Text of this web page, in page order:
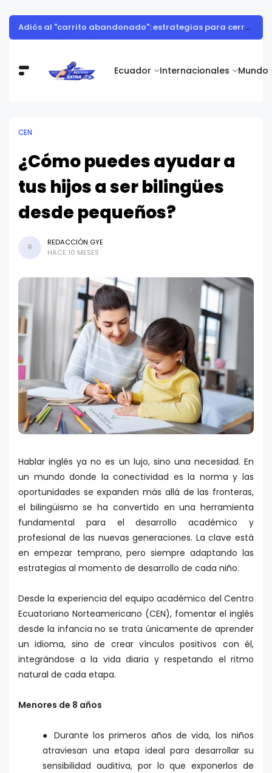
Ecuador Internacionales Mundo
Adiós al "carrito abandonado": estrategias para cerrar más ventas en las rebajas de mitad de año en Ecuador
CEN
¿Cómo puedes ayudar a
tus hijos a ser bilingües
desde pequeños?
R
REDACCIÓN GYE
HACE 10 MESES
Hablar inglés ya no es un lujo, sino una necesidad. En
un mundo donde la conectividad es la norma y las
oportunidades se expanden más allá de las fronteras,
el bilingüismo se ha convertido en una herramienta
fundamental para el desarrollo académico y
profesional de las nuevas generaciones. La clave está
en empezar temprano, pero siempre adaptando las
estrategias al momento de desarrollo de cada niño.
Desde la experiencia del equipo académico del Centro
Ecuatoriano Norteamericano (CEN), fomentar el inglés
desde la infancia no se trata únicamente de aprender
un idioma, sino de crear vínculos positivos con él,
integrándose a la vida diaria y respetando el ritmo
natural de cada etapa.
Menores de 8 años
● Durante los primeros años de vida, los niños
atraviesan una etapa ideal para desarrollar su
sensibilidad auditiva, por lo que exponerlos de